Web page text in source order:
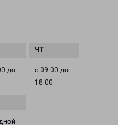
до
с 09:00 до
18:00